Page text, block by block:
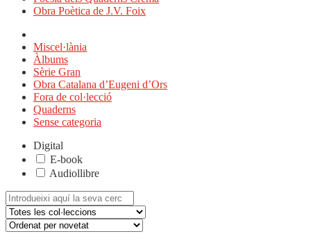
Obra Poètica de J.V. Foix
Miscel·lània
Àlbums
Sèrie Gran
Obra Catalana d’Eugeni d’Ors
Fora de col·lecció
Quaderns
Sense categoria
Digital
E-book
Audiollibre
Cerca: